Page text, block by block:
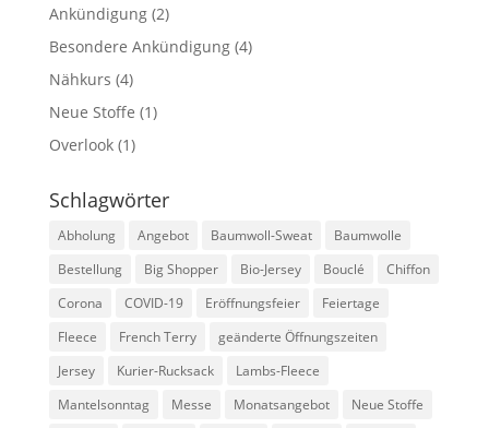
Ankündigung(2)
Besondere Ankündigung(4)
Nähkurs (4)
Neue Stoffe (1)
Overlook(1)
Schlagwörter
Abholung Angebot Baumwoll-Sweat
Baumwolle
Bestellung
Big Shopper Bio-Jersey Bouclé
Chiffon
Corona
COVID-19 Eröffnungsfeier
Feiertage
Fleece
French Terry
geänderte Öffnungszeiten
Jersey
Kurier-Rucksack
Lambs-Fleece
Mantelsonntag
Messe Monatsangebot
Neue Stoffe